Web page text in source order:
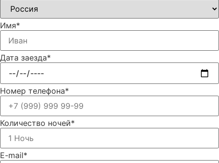
Имя*
Дата заезда*
Номер телефона*
Количество ночей*
E-mail*